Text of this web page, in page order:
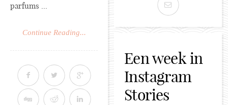
parfums ...
Continue Reading...
Een week in
Instagram
Stories